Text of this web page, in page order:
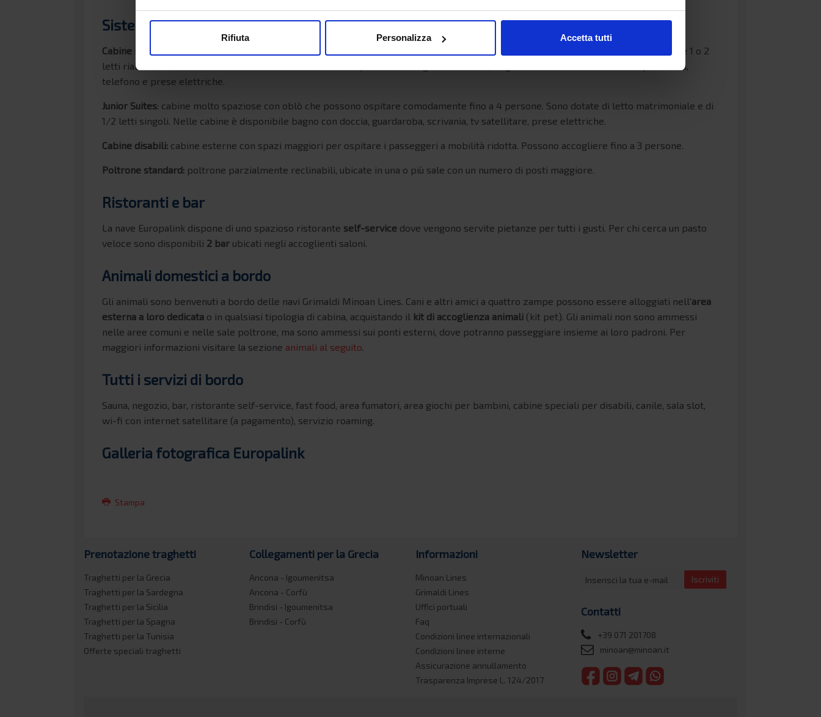
Rifiuta Personalizza Accetta tutti
Sistemazioni
Cabine interne / esterne
: spaziose cabine con o senza oblò dotate di 2/3/4 letti. Le cabine triple e quadruple hanno due letti bassi e 1 o 2
letti rialzati accessibili tramite scaletta. Nelle cabine è disponibile un bagno con doccia, un guardaroba, una scrivania con specchiera,
telefono e prese elettriche.
Junior Suites: cabine molto spaziose con oblò che possono ospitare comodamente fino a 4 persone. Sono dotate di letto matrimoniale e di
1/2 letti singoli. Nelle cabine è disponibile bagno con doccia, guardaroba, scrivania, tv satellitare, prese elettriche.
Cabine disabili: cabine esterne con spazi maggiori per ospitare i passeggeri a mobilità ridotta. Possono accogliere fino a 3 persone.
Poltrone standard: poltrone parzialmente reclinabili, ubicate in una o più sale con un numero di posti maggiore.
Ristoranti e bar
La nave Europalink dispone di uno spazioso ristorante self-service dove vengono servite pietanze per tutti i gusti. Per chi cerca un pasto
veloce sono disponibili 2 bar ubicati negli accoglienti saloni.
Animali domestici a bordo
Gli animali sono benvenuti a bordo delle navi Grimaldi Minoan Lines. Cani e altri amici a quattro zampe possono essere alloggiati nell'area
esterna a loro dedicata o in qualsiasi tipologia di cabina, acquistando il kit di accoglienza animali (kit pet). Gli animali non sono ammessi
nelle aree comuni e nelle sale poltrone, ma sono ammessi sui ponti esterni, dove potranno passeggiare insieme ai loro padroni. Per
maggiori informazioni visitare la sezione animali al seguito.
Tutti i servizi di bordo
Sauna, negozio, bar, ristorante self-service, fast food, area fumatori, area giochi per bambini, cabine speciali per disabili, canile, sala slot,
wi-fi con internet satellitare (a pagamento), servizio roaming.
Galleria fotografica Europalink
Stampa
Prenotazione traghetti
Traghetti per la Grecia
Traghetti per la Sardegna
Traghetti per la Sicilia
Traghetti per la Spagna
Traghetti per la Tunisia
Offerte speciali traghetti
Collegamenti per la Grecia
Ancona - Igoumenitsa
Ancona - Corfù
Brindisi - Igoumenitsa
Brindisi - Corfù
Informazioni
Minoan Lines
Grimaldi Lines
Uffici portuali
Faq
Condizioni linee internazionali
Condizioni linee interne
Assicurazione annullamento
Trasparenza Imprese L. 124/2017
Newsletter
Iscriviti
Contatti
+39 071 201708
minoan@minoan.it